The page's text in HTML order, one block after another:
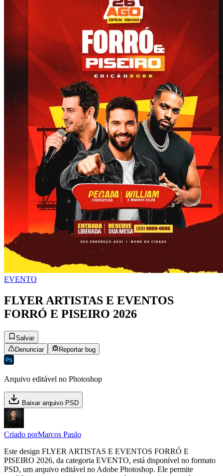
EVENTO
FLYER ARTISTAS E EVENTOS
FORRÓ E PISEIRO 2026
Salvar
Denunciar
Reportar bug
Arquivo editável no Photoshop
Baixar arquivo PSD
Criado porMarcos Paulo
Este design FLYER ARTISTAS E EVENTOS FORRÓ E
PISEIRO 2026, da categoria EVENTO, está disponível no formato
PSD, um arquivo editável no Adobe Photoshop. Ele permite